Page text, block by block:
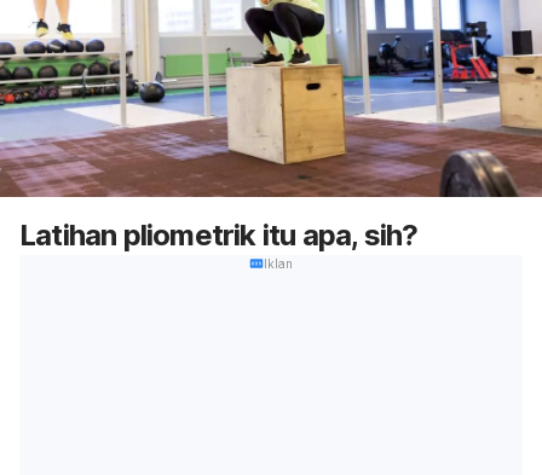
Latihan pliometrik itu apa, sih?
Iklan